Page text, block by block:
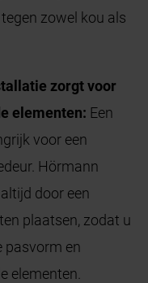
zowel kou als
zorgt voor
elementen: Een
voor een
Hörmann
door een
plaatsen, zodat u
pasvorm en
elementen.